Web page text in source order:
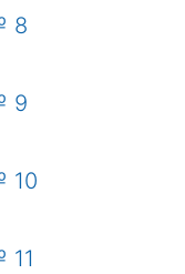
8
9
10
11